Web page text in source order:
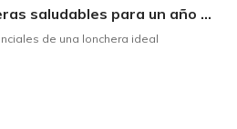
Construyendo loncheras saludables para un año escolar exitoso
de una lonchera ideal